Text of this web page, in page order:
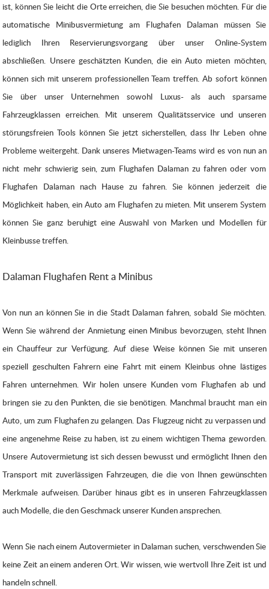
ist, können Sie leicht die Orte erreichen, die Sie besuchen möchten. Für die
automatische Minibusvermietung am Flughafen Dalaman müssen Sie
lediglich Ihren Reservierungsvorgang über unser Online-System
abschließen. Unsere geschätzten Kunden, die ein Auto mieten möchten,
können sich mit unserem professionellen Team treffen. Ab sofort können
Sie über unser Unternehmen sowohl Luxus- als auch sparsame
Fahrzeugklassen erreichen. Mit unserem Qualitätsservice und unseren
störungsfreien Tools können Sie jetzt sicherstellen, dass Ihr Leben ohne
Probleme weitergeht. Dank unseres Mietwagen-Teams wird es von nun an
nicht mehr schwierig sein, zum Flughafen Dalaman zu fahren oder vom
Flughafen Dalaman nach Hause zu fahren. Sie können jederzeit die
Möglichkeit haben, ein Auto am Flughafen zu mieten. Mit unserem System
können Sie ganz beruhigt eine Auswahl von Marken und Modellen für
Kleinbusse treffen.
Dalaman Flughafen Rent a Minibus
Von nun an können Sie in die Stadt Dalaman fahren, sobald Sie möchten.
Wenn Sie während der Anmietung einen Minibus bevorzugen, steht Ihnen
ein Chauffeur zur Verfügung. Auf diese Weise können Sie mit unseren
speziell geschulten Fahrern eine Fahrt mit einem Kleinbus ohne lästiges
Fahren unternehmen. Wir holen unsere Kunden vom Flughafen ab und
bringen sie zu den Punkten, die sie benötigen. Manchmal braucht man ein
Auto, um zum Flughafen zu gelangen. Das Flugzeug nicht zu verpassen und
eine angenehme Reise zu haben, ist zu einem wichtigen Thema geworden.
Unsere Autovermietung ist sich dessen bewusst und ermöglicht Ihnen den
Transport mit zuverlässigen Fahrzeugen, die die von Ihnen gewünschten
Merkmale aufweisen. Darüber hinaus gibt es in unseren Fahrzeugklassen
auch Modelle, die den Geschmack unserer Kunden ansprechen.
Wenn Sie nach einem Autovermieter in Dalaman suchen, verschwenden Sie
keine Zeit an einem anderen Ort. Wir wissen, wie wertvoll Ihre Zeit ist und
handeln schnell.